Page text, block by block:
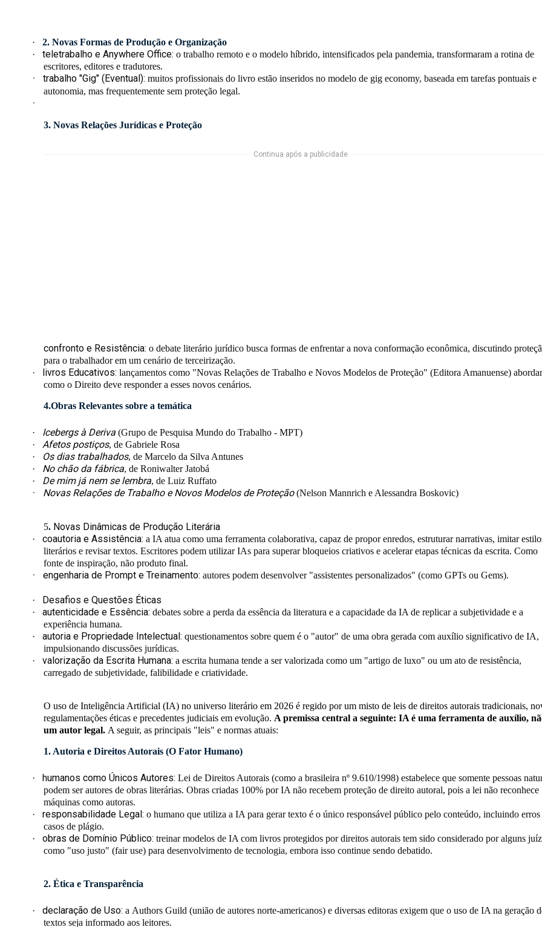
·
2. Novas Formas de Produção e Organização
·
teletrabalho e Anywhere Office: o trabalho remoto e o modelo híbrido, intensificados pela pandemia, transformaram a rotina de
escritores, editores e tradutores.
· trabalho "Gig" (Eventual): muitos profissionais do livro estão inseridos no modelo de gig economy, baseada em tarefas pontuais e
autonomia, mas frequentemente sem proteção legal.
·
3. Novas Relações Jurídicas e Proteção
Continua após a publicidade
confronto e Resistência: o debate literário jurídico busca formas de enfrentar a nova conformação econômica, discutindo
para o trabalhador em um cenário de terceirização.
·
livros Educativos: lançamentos como "Novas Relações de Trabalho e Novos Modelos de Proteção" (Editora Amanuense)
como o Direito deve responder a esses novos cenários.
4.Obras Relevantes sobre a temática
· Icebergs à Deriva (Grupo de Pesquisa Mundo do Trabalho - MPT)
·
Afetos postiços, de Gabriele Rosa
·
Os dias trabalhados, de Marcelo da Silva Antunes
·
No chão da fábrica, de Roniwalter Jatobá
·
De mim já nem se lembra, de Luiz Ruffato
· Novas Relações de Trabalho e Novos Modelos de Proteção(Nelson Mannrich e Alessandra Boskovic)
5. Novas Dinâmicas de Produção Literária
· coautoria e Assistência: a IA atua como uma ferramenta colaborativa, capaz de propor enredos, estruturar narrativas, imitar
literários e revisar textos. Escritores podem utilizar IAs para superar bloqueios criativos e acelerar etapas técnicas da escrita. Como
fonte de inspiração, não produto final.
· engenharia de Prompt e Treinamento: autores podem desenvolver "assistentes personalizados" (como GPTs ou Gems).
· Desafios e Questões Éticas
· autenticidade e Essência: debates sobre a perda da essência da literatura e a capacidade da IA de replicar a subjetividade e a
experiência humana.
·
autoria e Propriedade Intelectual: questionamentos sobre quem é o "autor" de uma obra gerada com auxílio significativo de IA,
impulsionando discussões jurídicas.
·
valorização da Escrita Humana: a escrita humana tende a ser valorizada como um "artigo de luxo" ou um ato de resistência,
carregado de subjetividade, falibilidade e criatividade.
O uso de Inteligência Artificial (IA) no universo literário em 2026 é regido por um misto de leis de direitos autorais tradicionais,
regulamentações éticas e precedentes judiciais em evolução. A premissa central a seguinte: IA é uma ferramenta de auxílio,
um autor legal. A seguir, as principais "leis" e normas atuais:
1. Autoria e Direitos Autorais (O Fator Humano)
· humanos como Únicos Autores: Lei de Direitos Autorais (como a brasileira nº 9.610/1998) estabelece que somente pessoas
podem ser autores de obras literárias. Obras criadas 100% por IA não recebem proteção de direito autoral, pois a lei não reconhece
máquinas como autoras.
·
responsabilidade Legal: o humano que utiliza a IA para gerar texto é o único responsável público pelo conteúdo, incluindo erros
casos de plágio.
·
obras de Domínio Público: treinar modelos de IA com livros protegidos por direitos autorais tem sido considerado por alguns
como "uso justo" (fair use) para desenvolvimento de tecnologia, embora isso continue sendo debatido.
2. Ética e Transparência
· declaração de Uso: a Authors Guild (união de autores norte-americanos) e diversas editoras exigem que o uso de IA na geração
textos seja informado aos leitores.